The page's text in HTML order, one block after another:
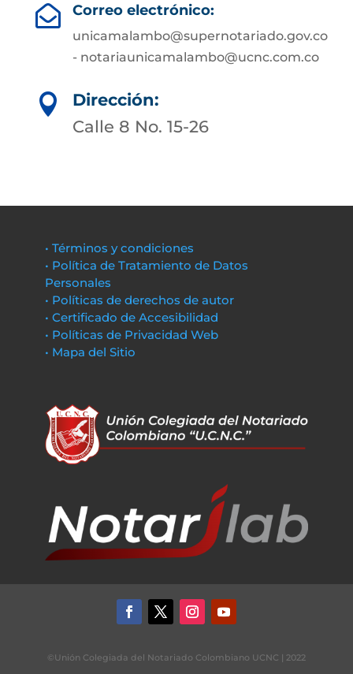
 Correo electrónico:
unicamalambo@supernotariado.gov.co
- notariaunicamalambo@ucnc.com.co

Dirección:
Calle 8 No. 15-26
• Términos y condiciones
• Política de Tratamiento de Datos
Personales
• Políticas de derechos de autor
• Certificado de Accesibilidad
• Políticas de Privacidad Web
• Mapa del Sitio
©Unión Colegiada del Notariado Colombiano UCNC | 2022